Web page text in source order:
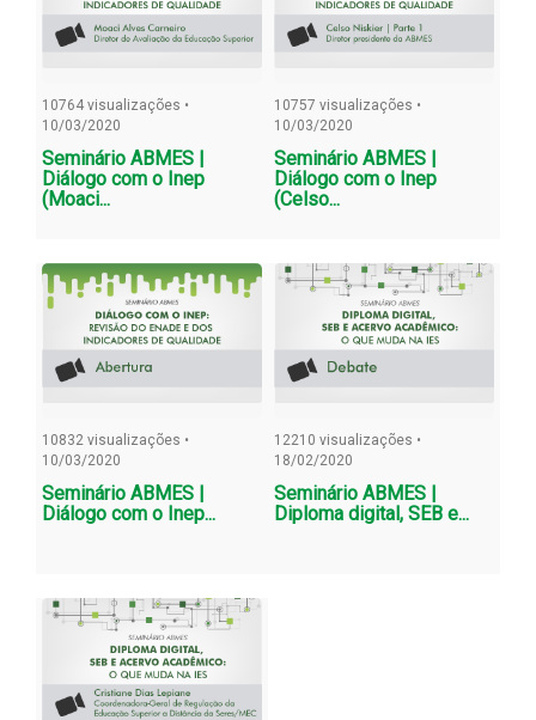
10764 visualizações •
10/03/2020
Seminário ABMES |
Diálogo com o Inep
(Moaci...
10757 visualizações •
10/03/2020
Seminário ABMES |
Diálogo com o Inep
(Celso...
10832 visualizações •
10/03/2020
Seminário ABMES |
Diálogo com o Inep...
12210 visualizações •
18/02/2020
Seminário ABMES |
Diploma digital, SEB e...